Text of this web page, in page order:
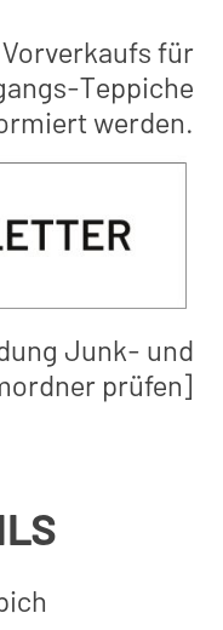
für
Teppiche
werden.
Junk- und
prüfen]